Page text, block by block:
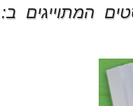
המתוייגים ב: